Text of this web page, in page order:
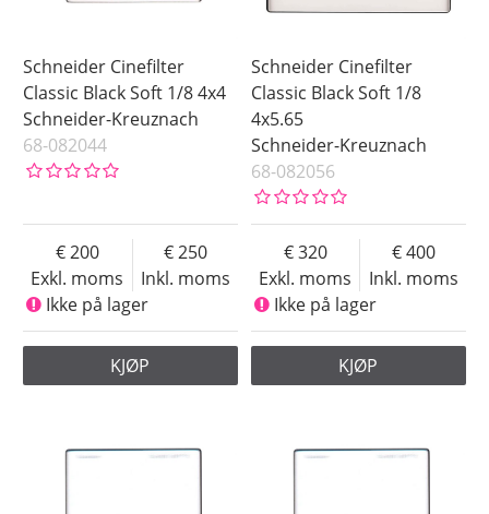
Schneider Cinefilter
Classic Black Soft 1/8 4x4
Schneider-Kreuznach
68-082044
Exkl. moms
200
Inkl. moms
250
Ikke på lager
KJØP
Schneider Cinefilter
Classic Black Soft 1/8
4x5.65
Schneider-Kreuznach
68-082056
Exkl. moms
320
Inkl. moms
400
Ikke på lager
KJØP